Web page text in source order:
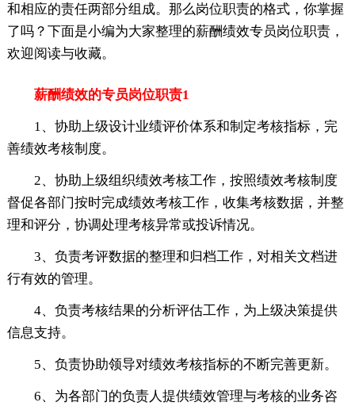
和相应的责任两部分组成。那么岗位职责的格式，你掌握
了吗？下面是小编为大家整理的薪酬绩效专员岗位职责，
欢迎阅读与收藏。
薪酬绩效的专员岗位职责1
1、协助上级设计业绩评价体系和制定考核指标，完
善绩效考核制度。
2、协助上级组织绩效考核工作，按照绩效考核制度
督促各部门按时完成绩效考核工作，收集考核数据，并整
理和评分，协调处理考核异常或投诉情况。
3、负责考评数据的整理和归档工作，对相关文档进
行有效的管理。
4、负责考核结果的分析评估工作，为上级决策提供
信息支持。
5、负责协助领导对绩效考核指标的不断完善更新。
6、为各部门的负责人提供绩效管理与考核的业务咨